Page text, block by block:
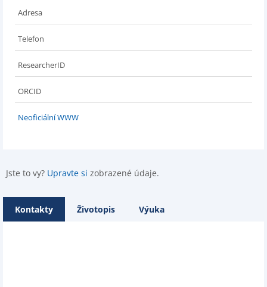
Adresa
Telefon
ResearcherID
ORCID
Neoficiální WWW
Jste to vy? Upravte si zobrazené údaje.
Kontakty Životopis Výuka